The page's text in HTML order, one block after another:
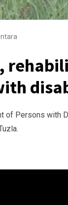
of Persons with